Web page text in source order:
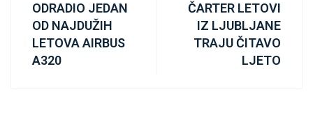
ODRADIO JEDAN
OD NAJDUŽIH
LETOVA AIRBUS
A320
ČARTER LETOVI
IZ LJUBLJANE
TRAJU ČITAVO
LJETO